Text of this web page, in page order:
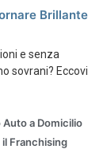
Brillante
e senza
sovrani? Eccovi
Auto a Domicilio
Franchising